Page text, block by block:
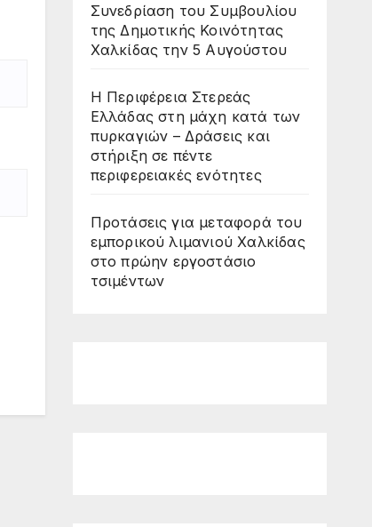
Συνεδρίαση του Συμβουλίου
της Δημοτικής Κοινότητας
Χαλκίδας την 5 Αυγούστου
Η Περιφέρεια Στερεάς
Ελλάδας στη μάχη κατά των
πυρκαγιών – Δράσεις και
στήριξη σε πέντε
περιφερειακές ενότητες
Προτάσεις για μεταφορά του
εμπορικού λιμανιού Χαλκίδας
στο πρώην εργοστάσιο
τσιμέντων